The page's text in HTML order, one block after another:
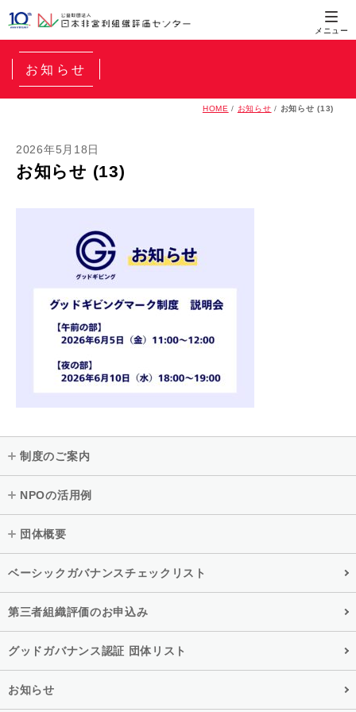
お知らせ
HOME / お知らせ / お知らせ (13)
2026年5月18日
お知らせ (13)
制度のご案内
NPOの活用例
団体概要
ベーシックガバナンスチェックリスト
第三者組織評価のお申込み
グッドガバナンス認証 団体リスト
お知らせ